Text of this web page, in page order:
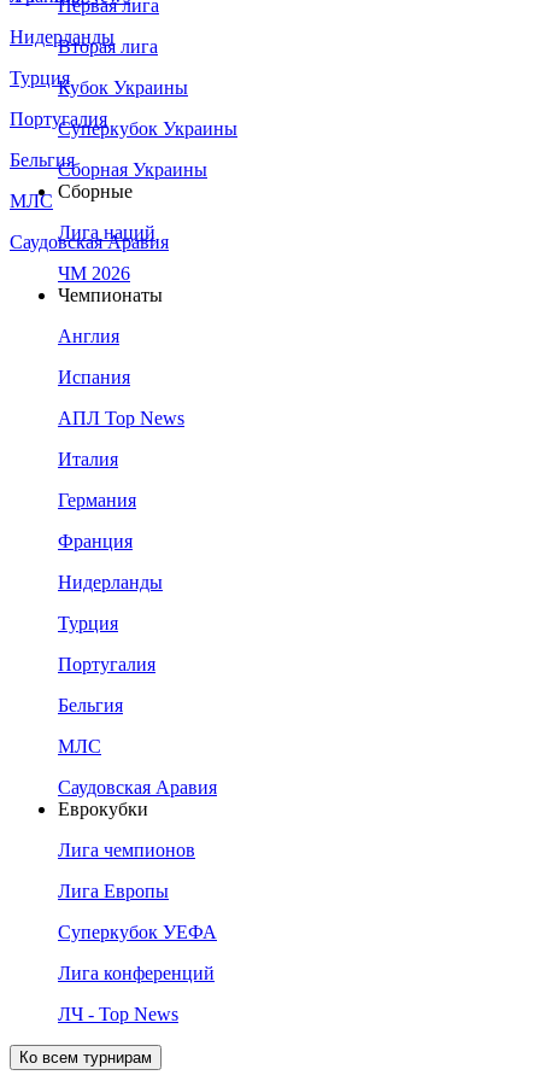
Нидерланды
Турция
Португалия
Бельгия
МЛС
Саудовская Аравия
Первая лига
Вторая лига
Кубок Украины
Суперкубок Украины
Сборная Украины
Сборные
Лига наций
ЧМ 2026
Чемпионаты
Англия
Испания
АПЛ Top News
Италия
Германия
Франция
Нидерланды
Турция
Португалия
Бельгия
МЛС
Саудовская Аравия
Еврокубки
Лига чемпионов
Лига Европы
Суперкубок УЕФА
Лига конференций
ЛЧ - Top News
Ко всем турнирам